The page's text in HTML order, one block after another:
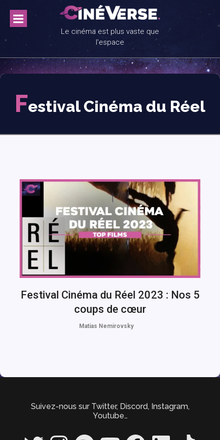
content
Le cinéma est plus vaste que
l'espace
Festival Cinéma du Réel
Festival Cinéma du Réel 2023 : Nos 5
coups de cœur
Matias Nemirovsky
Suivez-nous sur Twitter, Discord, Instagram,
Youtube…
Twitter InstagramSpotify YouTube FacebookLinkedIn TikTok